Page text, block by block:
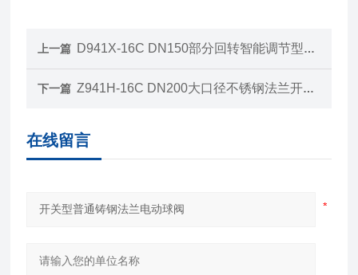
上一篇 D941X-16C DN150部分回转智能调节型法兰电动蝶阀
下一篇 Z941H-16C DN200大口径不锈钢法兰开关型电动闸阀
在线留言